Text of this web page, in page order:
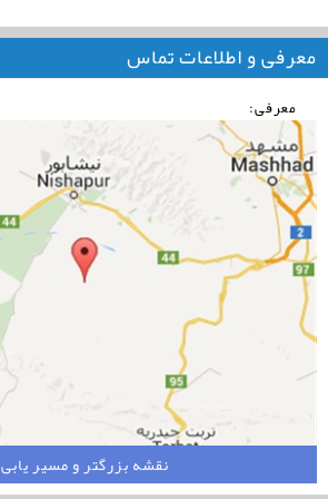
معرفی و اطلاعات تماس
معرفی:
نقشه بزرگتر و مسیر یابی